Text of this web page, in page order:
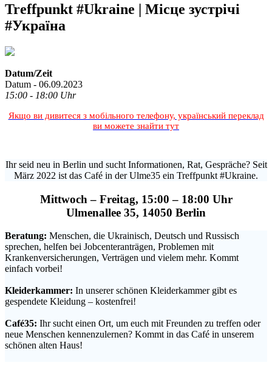
Treffpunkt #Ukraine | Місце зустрічі
#Україна
Datum/Zeit
Datum - 06.09.2023
15:00 - 18:00 Uhr
Якщо ви дивитеся з мобільного телефону, український переклад
ви можете знайти тут
Ihr seid neu in Berlin und sucht Informationen, Rat, Gespräche? Seit
März 2022 ist das Café in der Ulme35 ein Treffpunkt #Ukraine.
Mittwoch – Freitag, 15:00 – 18:00 Uhr
Ulmenallee 35, 14050 Berlin
Beratung: Menschen, die Ukrainisch, Deutsch und Russisch
sprechen, helfen bei Jobcenteranträgen, Problemen mit
Krankenversicherungen, Verträgen und vielem mehr. Kommt
einfach vorbei!
Kleiderkammer: In unserer schönen Kleiderkammer gibt es
gespendete Kleidung – kostenfrei!
Café35: Ihr sucht einen Ort, um euch mit Freunden zu treffen oder
neue Menschen kennenzulernen? Kommt in das Café in unserem
schönen alten Haus!